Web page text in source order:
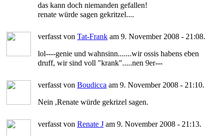
das kann doch niemanden gefallen!
renate würde sagen gekritzel....
verfasst von Tat-Frank am 9. November 2008 - 21:08.
lol----genie und wahnsinn.......wir ossis habens eben
druff, wir sind voll "krank".....nen 9er---
verfasst von Boudicca am 9. November 2008 - 21:10.
Nein ,Renate würde gekrizel sagen.
verfasst von Renate J am 9. November 2008 - 21:13.